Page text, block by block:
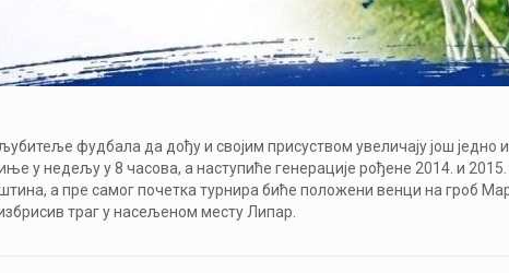
фудбала да дођу и својим присуством увеличају још
у недељу у 8 часова, а наступиће генерације рођене 2014. и 2015.
а пре самог почетка турнира биће положени венци на гроб
траг у насељеном месту Липар.